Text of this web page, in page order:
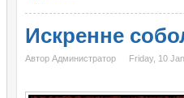
Искренне
Автор Администратор Friday, 10